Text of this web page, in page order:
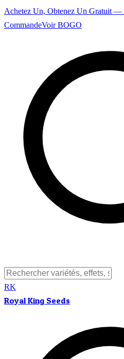
Achetez Un, Obtenez Un Gratuit —
CommandeVoir BOGO
RK
Royal King Seeds